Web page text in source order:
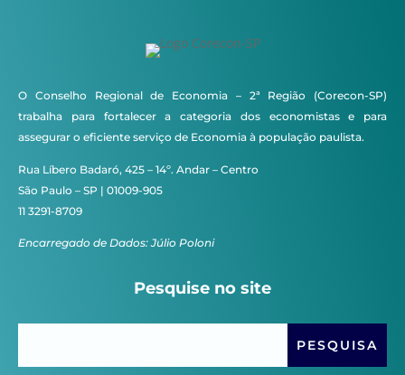
O Conselho Regional de Economia – 2ª Região (Corecon-SP)
trabalha para fortalecer a categoria dos economistas e para
assegurar o eficiente serviço de Economia à população paulista.
Rua Líbero Badaró, 425 – 14º. Andar – Centro
São Paulo – SP | 01009-905
11 3291-8709
Encarregado de Dados: Júlio Poloni
Pesquise no site